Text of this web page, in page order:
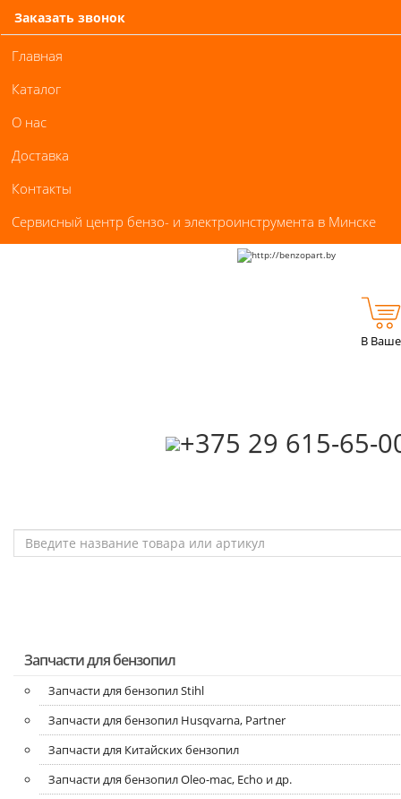
Заказать звонок
Главная
Каталог
О нас
Доставка
Контакты
Сервисный центр бензо- и электроинструмента в Минске
‎+375 29 615-65-
В
Запчасти для бензопил
Запчасти для бензопил Stihl
Запчасти для бензопил Husqvarna, Partner
Запчасти для Китайских бензопил
Запчасти для бензопил Oleo-mac, Echo и др.